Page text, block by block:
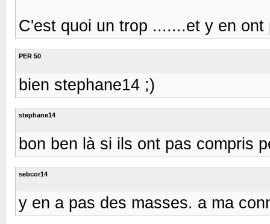
C'est quoi un trop .......et y en
PER 50
bien stephane14 ;)
stephane14
bon ben là si ils ont pas compris
sebcor14
y en a pas des masses. a ma